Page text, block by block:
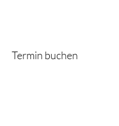
Termin buchen